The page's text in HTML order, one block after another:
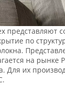
представляют
по
на рынке
Для их